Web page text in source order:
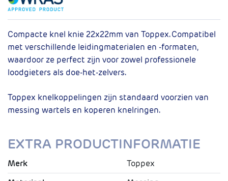
Compacte knel knie 22x22mm van Toppex. Compatibel
met verschillende leidingmaterialen en -formaten,
waardoor ze perfect zijn voor zowel professionele
loodgieters als doe-het-zelvers.
Toppex knelkoppelingen zijn standaard voorzien van
messing wartels en koperen knelringen.
EXTRA PRODUCTINFORMATIE
Merk
Toppex